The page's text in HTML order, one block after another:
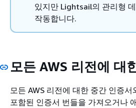
있지만 Lightsail의 관리형
작동합니다.
모든 AWS 리전에 대
모든 AWS 리전에 대한 중간 인증
포함된 인증서 번들을 가져오거나